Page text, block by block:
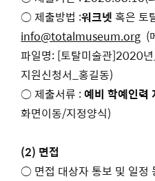
○ 제출방법 :워크넷 혹은 토
info@totalmuseum.org (
파일명: [토탈미술관]2020
지원신청서_홍길동)
○ 제출서류 :예비 학예인력
화면이동/지정양식)
(2) 면접
○ 면접 대상자 통보 및 일